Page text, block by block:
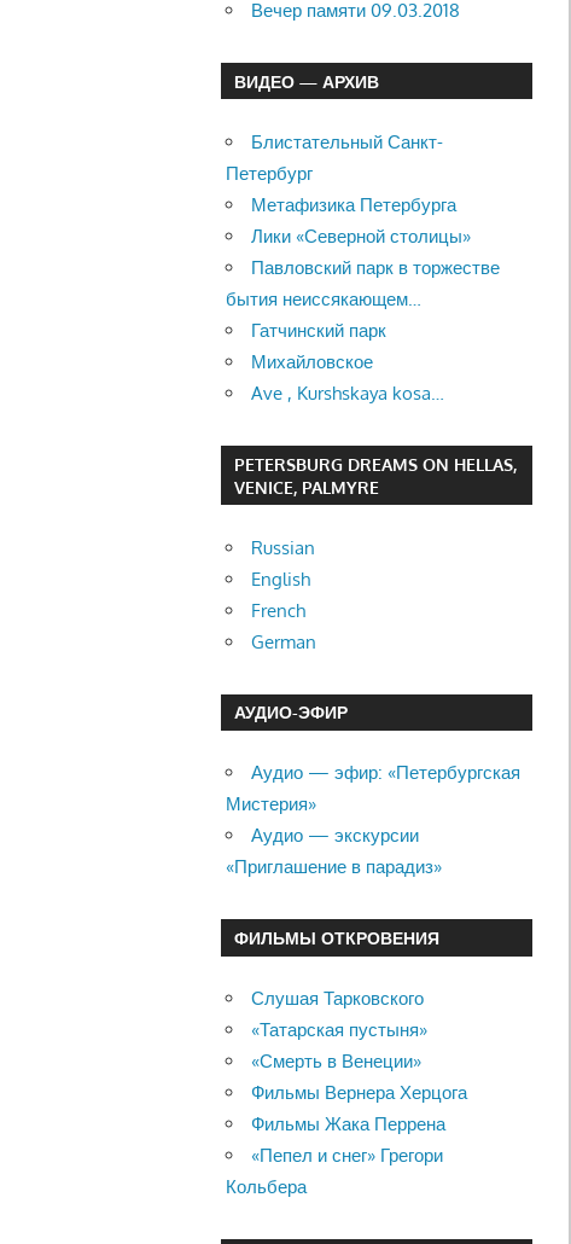
Вечер памяти 09.03.2018
ВИДЕО — АРХИВ
Блистательный Санкт-
Петербург
Метафизика Петербурга
Лики «Северной столицы»
Павловский парк в торжестве
бытия неиссякающем…
Гатчинский парк
Михайловское
Ave , Kurshskaya kosa…
PETERSBURG DREAMS ON HELLAS,
VENICE, PALMYRE
Russian
English
French
German
АУДИО-ЭФИР
Аудио — эфир: «Петербургская
Мистерия»
Аудио — экскурсии
«Приглашение в парадиз»
ФИЛЬМЫ ОТКРОВЕНИЯ
Слушая Тарковского
«Татарская пустыня»
«Смерть в Венеции»
Фильмы Вернера Херцога
Фильмы Жака Перрена
«Пепел и снег» Грегори
Кольбера